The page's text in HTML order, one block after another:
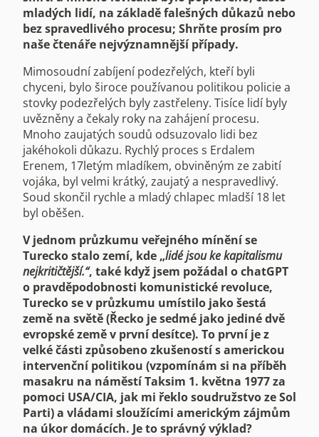
mladých lidí, na základě falešných důkazů nebo
bez spravedlivého procesu; Shrňte prosím pro
naše čtenáře nejvýznamnější případy.
Mimosoudní zabíjení podezřelých, kteří byli
chyceni, bylo široce používanou politikou policie a
stovky podezřelých byly zastřeleny. Tisíce lidí byly
uvězněny a čekaly roky na zahájení procesu.
Mnoho zaujatých soudů odsuzovalo lidi bez
jakéhokoli důkazu. Rychlý proces s Erdalem
Erenem, 17letým mladíkem, obviněným ze zabití
vojáka, byl velmi krátký, zaujatý a nespravedlivý.
Soud skončil rychle a mladý chlapec mladší 18 let
byl oběšen.
V jednom průzkumu veřejného mínění se
Turecko stalo zemí, kde „lidé jsou ke kapitalismu
nejkritičtější.“, také když jsem požádal o chatGPT
o pravděpodobnosti komunistické revoluce,
Turecko se v průzkumu umístilo jako šestá
země na světě (Řecko je sedmé jako jediné dvě
evropské země v první desítce). To první je z
velké části způsobeno zkušeností s americkou
intervenční politikou (vzpomínám si na příběh
masakru na náměstí Taksim 1. května 1977 za
pomoci USA/CIA, jak mi řeklo soudružstvo ze Sol
Parti) a vládami sloužícími americkým zájmům
na úkor domácích. Je to správný výklad?